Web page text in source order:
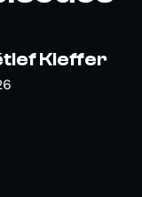
Kieffer